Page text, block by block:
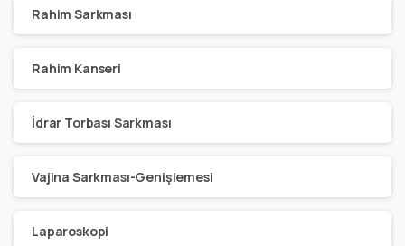
Rahim Sarkması
Rahim Kanseri
İdrar Torbası Sarkması
Vajina Sarkması-Genişlemesi
Laparoskopi